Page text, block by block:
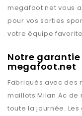
megafoot.net vous
pour vos sorties
votre équipe
Notre
megafoot.net
Fabriqués avec des
maillotsMilan Ac de
toute la journée.